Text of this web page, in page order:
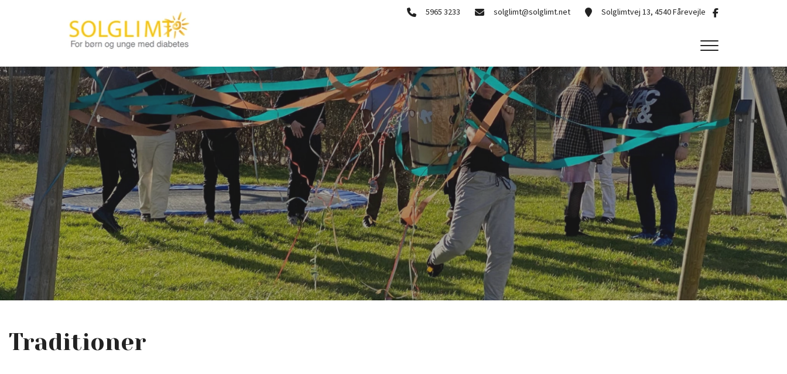
5965 3233 solglimt@solglimt.net Solglimtvej 13, 4540 Fårevejle
Traditioner